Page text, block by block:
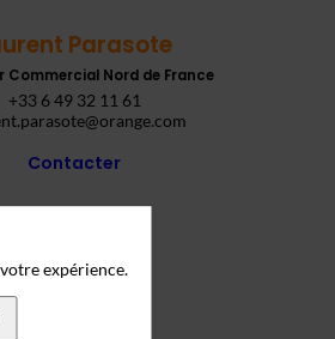
Parasote
Commercial Nord de France
+33 6 49 32 11 61
Contacter
expérience.